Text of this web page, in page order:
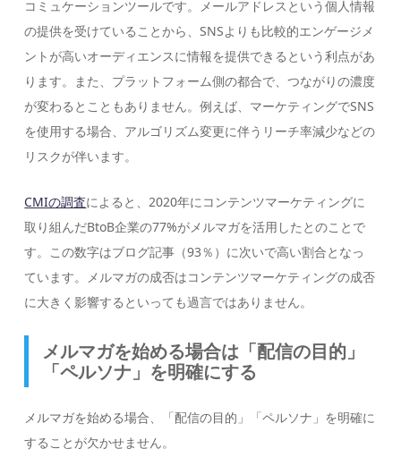
コミュケーションツールです。メールアドレスという個人情報
の提供を受けていることから、SNSよりも比較的エンゲージメ
ントが高いオーディエンスに情報を提供できるという利点があ
ります。また、プラットフォーム側の都合で、つながりの濃度
が変わるとこともありません。例えば、マーケティングでSNS
を使用する場合、アルゴリズム変更に伴うリーチ率減少などの
リスクが伴います。
CMIの調査によると、2020年にコンテンツマーケティングに
取り組んだBtoB企業の77%がメルマガを活用したとのことで
す。この数字はブログ記事（93％）に次いで高い割合となっ
ています。メルマガの成否はコンテンツマーケティングの成否
に大きく影響するといっても過言ではありません。
メルマガを始める場合は「配信の目的」
「ペルソナ」を明確にする
メルマガを始める場合、「配信の目的」「ペルソナ」を明確に
することが欠かせません。